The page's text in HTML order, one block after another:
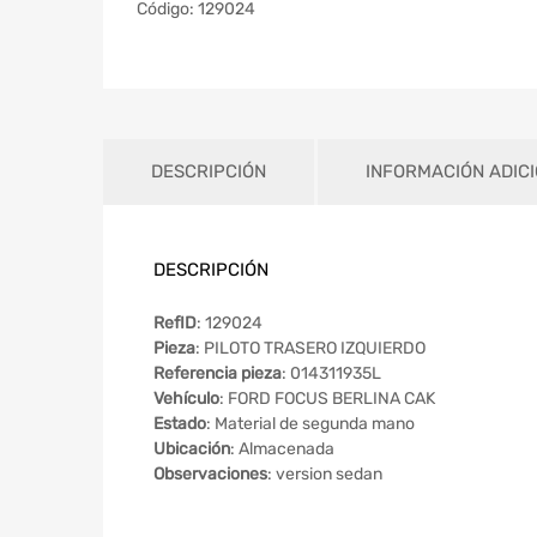
Código: 129024
DESCRIPCIÓN INFORMACIÓN
DESCRIPCIÓN
RefID: 129024
Pieza: PILOTO TRASERO IZQUIERDO
Referencia pieza: 014311935L
Vehículo: FORD FOCUS BERLINA CAK
Estado: Material de segunda mano
Ubicación: Almacenada
Observaciones: version sedan